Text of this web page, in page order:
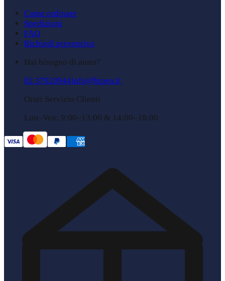
Come ordinare
Spedizioni
FAQ
Richiedi preventivo
Hai bisogno di aiuto?
02 37920944info@bipen.it
Orari Servizio Clienti
Lun–Ven: 9:00–13:00 & 14:00–18:00